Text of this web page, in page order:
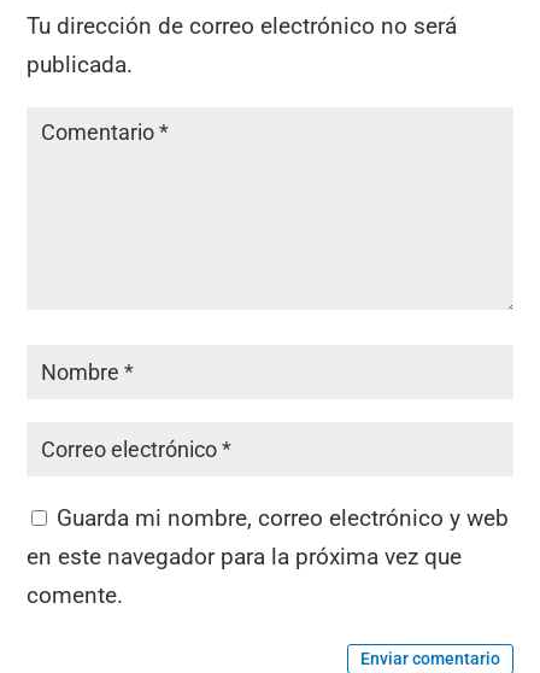
Tu dirección de correo electrónico no será
publicada.
Guarda mi nombre, correo electrónico y web
en este navegador para la próxima vez que
comente.
Enviar comentario